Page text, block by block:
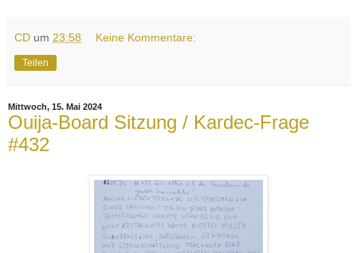
CD um 23:58 Keine Kommentare:
Teilen
Mittwoch, 15. Mai 2024
Ouija-Board Sitzung / Kardec-Frage
#432